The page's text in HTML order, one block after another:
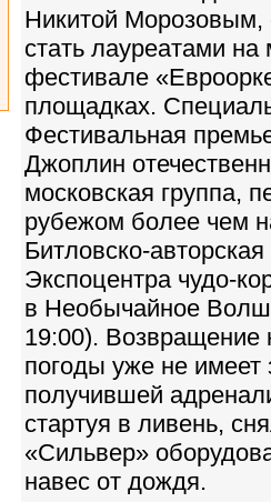
Никитой Морозовым,
стать лауреатами
фестивале
площадках.
Фестивальная
Джоплин
московская группа,
рубежом более чем
Битловско-
Экспоцентра чудо-
в Необычайное
19:00). Возвращение
погоды уже не имеет
получившей
стартуя в ливень,
«Сильвер»
навес от дождя.